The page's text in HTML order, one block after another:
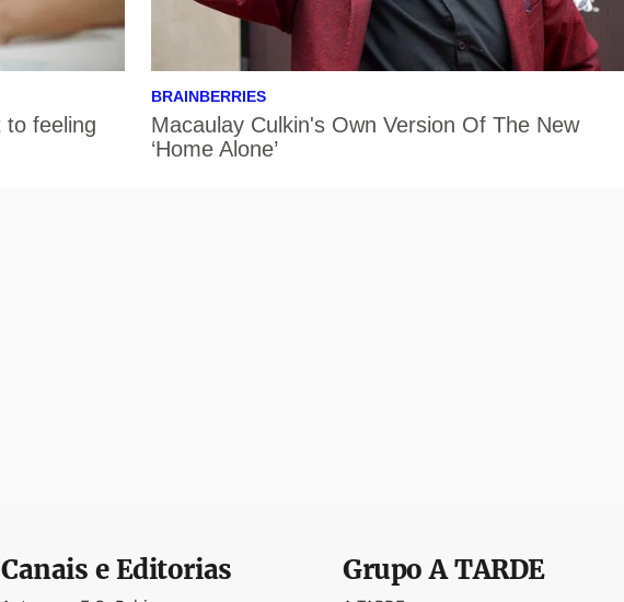
Canais e Editorias GrupoA TARDE